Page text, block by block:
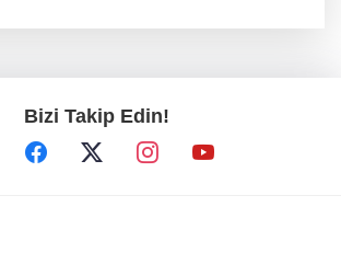
Hürmüz Boğazı açılacak mı? İran'dan ABD'ye
sert açıklama
Bizi Takip Edin!